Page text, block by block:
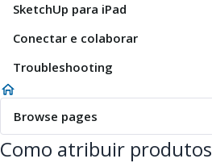
SketchUp para iPad
Conectar e colaborar
Troubleshooting
Browse pages
Como atribuir produtos